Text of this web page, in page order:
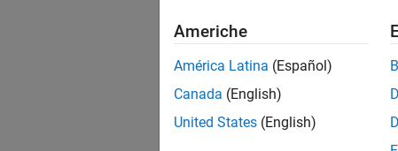
Americhe
América Latina (Español)
Canada (English)
United States (English)